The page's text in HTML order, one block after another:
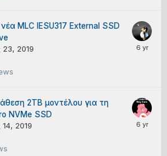
MLC IESU317 External SSD
23, 2019
2ΤΒ μοντέλου για τη
NVMe SSD
2019